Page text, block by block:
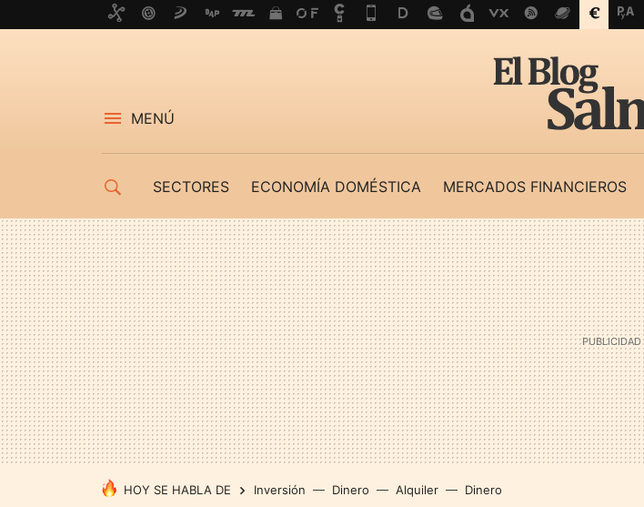
MENÚ
SECTORES ECONOMÍA DOMÉSTICA MERCADOS FINANCIEROS
HOY SE HABLA DE Inversión Dinero Alquiler Dinero